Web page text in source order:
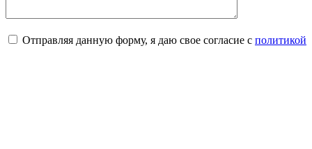
Отправляя данную форму, я даю свое согласие с политикой